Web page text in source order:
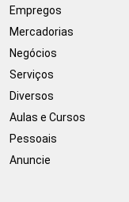
Empregos
Mercadorias
Negócios
Serviços
Diversos
Aulas e Cursos
Pessoais
Anuncie